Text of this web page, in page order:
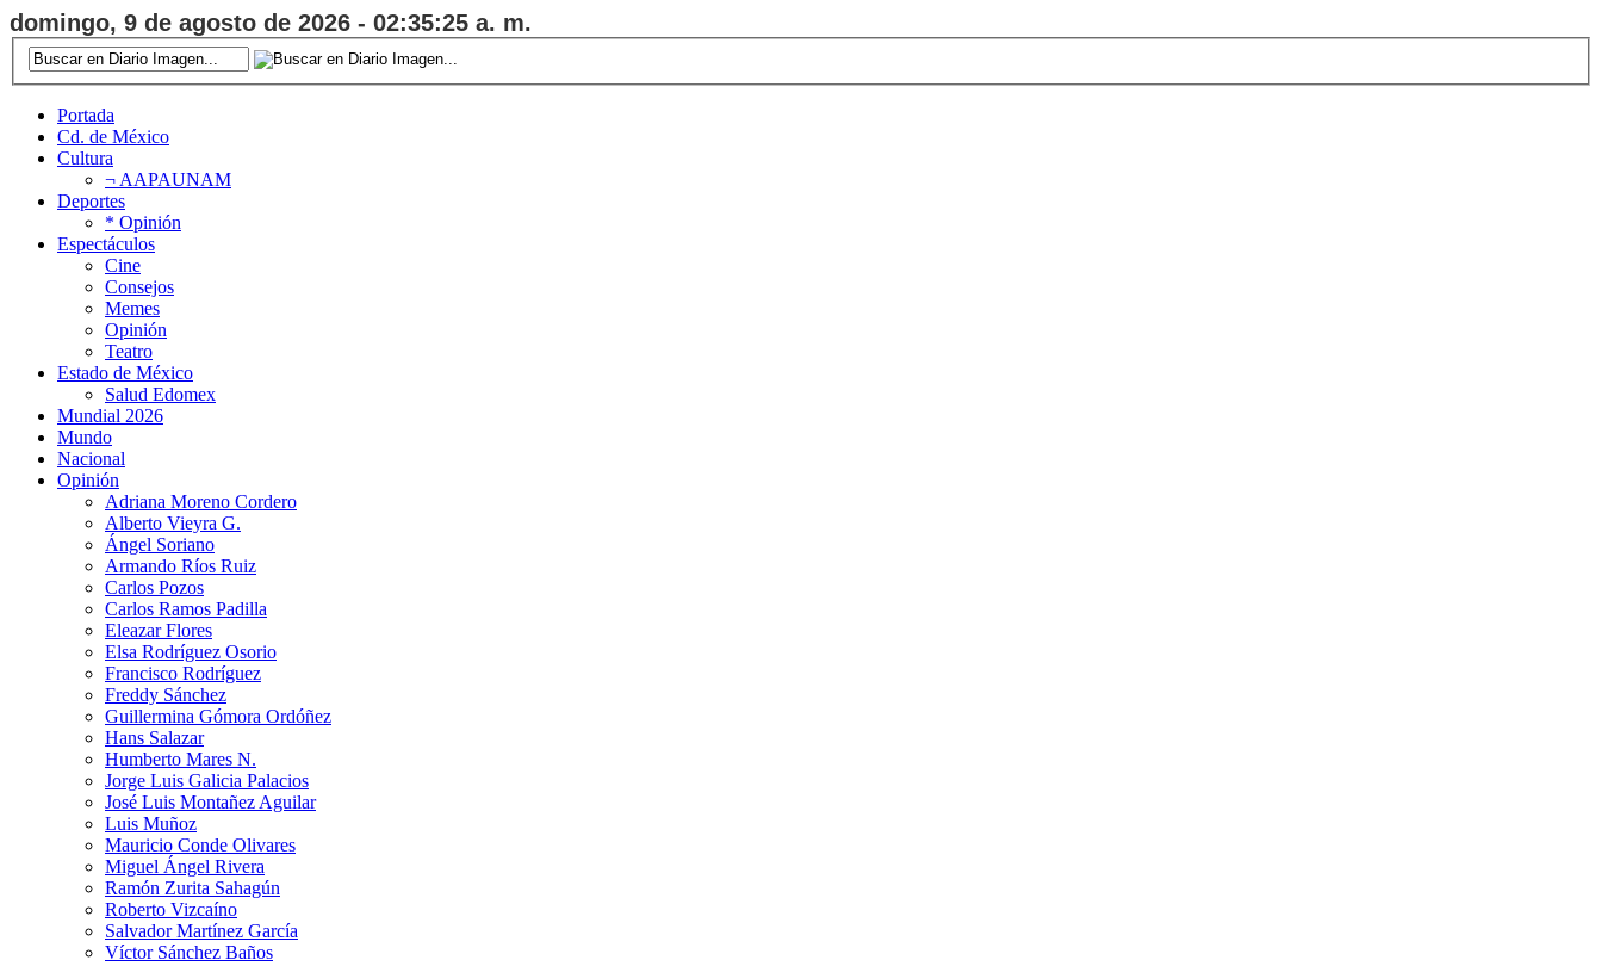
domingo, 9 de agosto de 2026 - 02:35:26 a. m.
Portada
Cd. de México
Cultura
¬ AAPAUNAM
Deportes
* Opinión
Espectáculos
Cine
Consejos
Memes
Opinión
Teatro
Estado de México
Salud Edomex
Mundial 2026
Mundo
Nacional
Opinión
Adriana Moreno Cordero
Alberto Vieyra G.
Ángel Soriano
Armando Ríos Ruiz
Carlos Pozos
Carlos Ramos Padilla
Eleazar Flores
Elsa Rodríguez Osorio
Francisco Rodríguez
Freddy Sánchez
Guillermina Gómora Ordóñez
Hans Salazar
Humberto Mares N.
Jorge Luis Galicia Palacios
José Luis Montañez Aguilar
Luis Muñoz
Mauricio Conde Olivares
Miguel Ángel Rivera
Ramón Zurita Sahagún
Roberto Vizcaíno
Salvador Martínez García
Víctor Sánchez Baños